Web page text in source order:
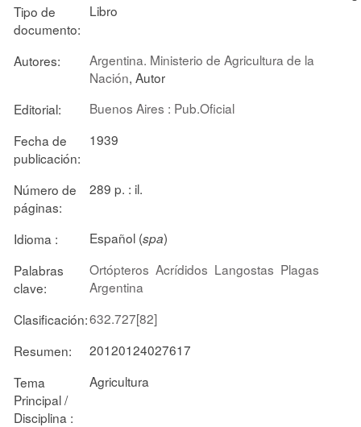
Tipo de
documento:
Libro
Autores:
Argentina. Ministerio de Agricultura de la
Nación, Autor
Editorial:
Buenos Aires : Pub.Oficial
Fecha de
publicación:
1939
Número de
páginas:
289 p. : il.
Idioma : Español (spa)
Palabras
clave:
Ortópteros Acrídidos Langostas Plagas
Argentina
Clasificación:632.727[82]
Resumen:
20120124027617
Tema
Principal /
Disciplina :
Agricultura